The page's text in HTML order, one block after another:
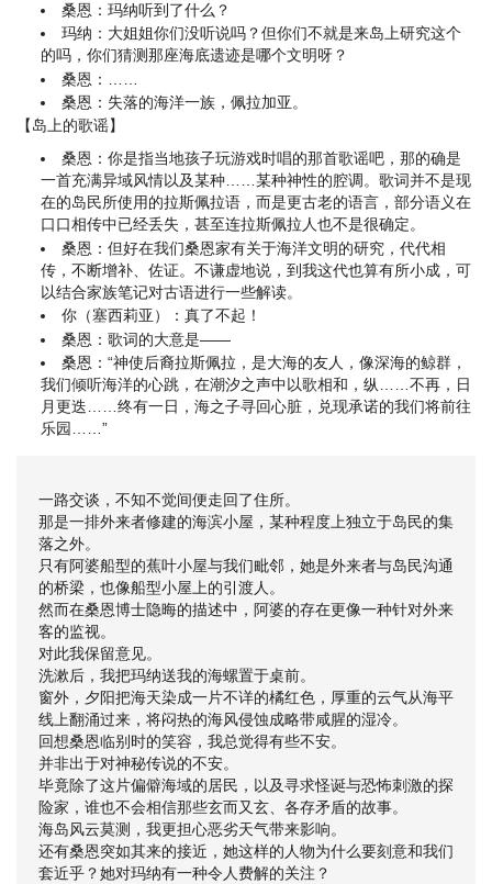
桑恩：玛纳听到了什么？
玛纳：大姐姐你们没听说吗？但你们不就是来岛上研究这个
的吗，你们猜测那座海底遗迹是哪个文明呀？
桑恩：……
桑恩：失落的海洋一族，佩拉加亚。
【岛上的歌谣】
桑恩：你是指当地孩子玩游戏时唱的那首歌谣吧，那的确是
一首充满异域风情以及某种……某种神性的腔调。歌词并不是现
在的岛民所使用的拉斯佩拉语，而是更古老的语言，部分语义在
口口相传中已经丢失，甚至连拉斯佩拉人也不是很确定。
桑恩：但好在我们桑恩家有关于海洋文明的研究，代代相
传，不断增补、佐证。不谦虚地说，到我这代也算有所小成，可
以结合家族笔记对古语进行一些解读。
你（塞西莉亚）：真了不起！
桑恩：歌词的大意是——
桑恩：“神使后裔拉斯佩拉，是大海的友人，像深海的鲸群，
我们倾听海洋的心跳，在潮汐之声中以歌相和，纵……不再，日
月更迭……终有一日，海之子寻回心脏，兑现承诺的我们将前往
乐园……”
一路交谈，不知不觉间便走回了住所。
那是一排外来者修建的海滨小屋，某种程度上独立于岛民的集
落之外。
只有阿婆船型的蕉叶小屋与我们毗邻，她是外来者与岛民沟通
的桥梁，也像船型小屋上的引渡人。
然而在桑恩博士隐晦的描述中，阿婆的存在更像一种针对外来
客的监视。
对此我保留意见。
洗漱后，我把玛纳送我的海螺置于桌前。
窗外，夕阳把海天染成一片不详的橘红色，厚重的云气从海平
线上翻涌过来，将闷热的海风侵蚀成略带咸腥的湿冷。
回想桑恩临别时的笑容，我总觉得有些不安。
并非出于对神秘传说的不安。
毕竟除了这片偏僻海域的居民，以及寻求怪诞与恐怖刺激的探
险家，谁也不会相信那些玄而又玄、各存矛盾的故事。
海岛风云莫测，我更担心恶劣天气带来影响。
还有桑恩突如其来的接近，她这样的人物为什么要刻意和我们
套近乎？她对玛纳有一种令人费解的关注？